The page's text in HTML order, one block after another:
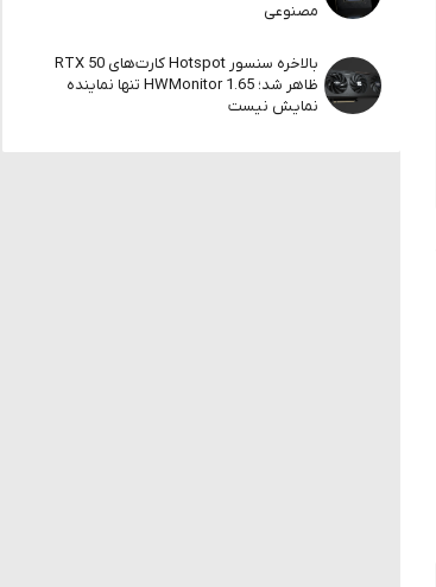
مصنوعی
بالاخره سنسور Hotspot کارت‌های RTX 50
ظاهر شد؛ HWMonitor 1.65 تنها نماینده
نمایش نیست